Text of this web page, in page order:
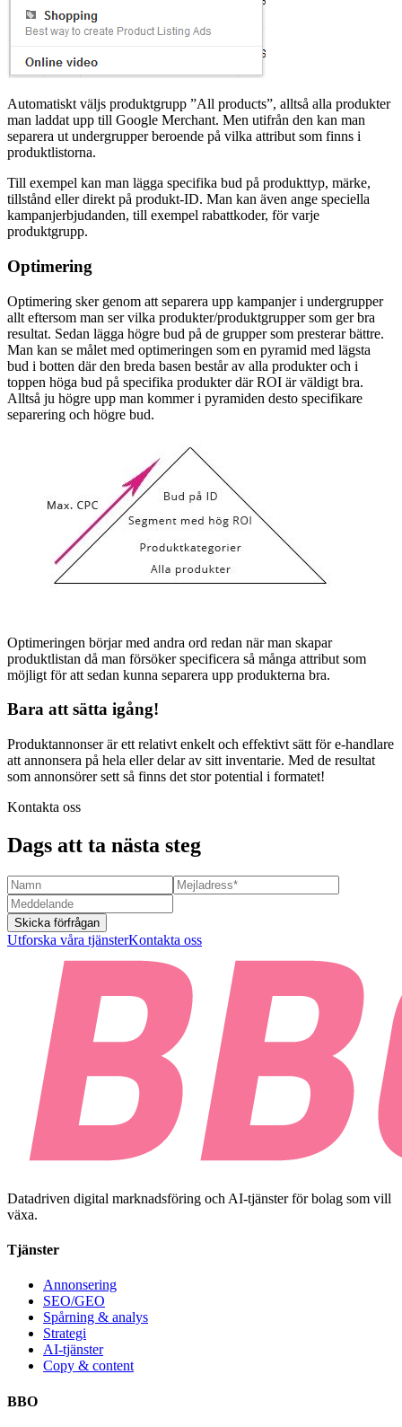
Automatiskt väljs produktgrupp ”All products”, alltså alla produkter
man laddat upp till Google Merchant. Men utifrån den kan man
separera ut undergrupper beroende på vilka attribut som finns i
produktlistorna.
Till exempel kan man lägga specifika bud på produkttyp, märke,
tillstånd eller direkt på produkt-ID. Man kan även ange speciella
kampanjerbjudanden, till exempel rabattkoder, för varje
produktgrupp.
Optimering
Optimering sker genom att separera upp kampanjer i undergrupper
allt eftersom man ser vilka produkter/produktgrupper som ger bra
resultat. Sedan lägga högre bud på de grupper som presterar bättre.
Man kan se målet med optimeringen som en pyramid med lägsta
bud i botten där den breda basen består av alla produkter och i
toppen höga bud på specifika produkter där ROI är väldigt bra.
Alltså ju högre upp man kommer i pyramiden desto specifikare
separering och högre bud.
Optimeringen börjar med andra ord redan när man skapar
produktlistan då man försöker specificera så många attribut som
möjligt för att sedan kunna separera upp produkterna bra.
Bara att sätta igång!
Produktannonser är ett relativt enkelt och effektivt sätt för e-handlare
att annonsera på hela eller delar av sitt inventarie. Med de resultat
som annonsörer sett så finns det stor potential i formatet!
Kontakta oss
Dags att ta nästa steg
Skicka förfrågan
Utforska våra tjänsterKontakta oss
Datadriven digital marknadsföring och AI-tjänster för bolag som vill
växa.
Tjänster
Annonsering
SEO/GEO
Spårning & analys
Strategi
AI-tjänster
Copy & content
BBO